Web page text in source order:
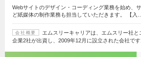
Webサイトのデザイン・コーディング業務を始め、
ど紙媒体の制作業務も担当していただきます。 【入…
会社概要
エムスリーキャリアは、エムスリー社
企業2社が出資し、2009年12月に設立された会社で